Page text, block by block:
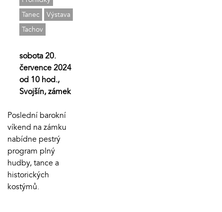
Tanec
Výstava
Tachov
sobota 20.
července 2024
od 10 hod.,
Svojšín, zámek
Poslední barokní
víkend na zámku
nabídne pestrý
program plný
hudby, tance a
historických
kostýmů.